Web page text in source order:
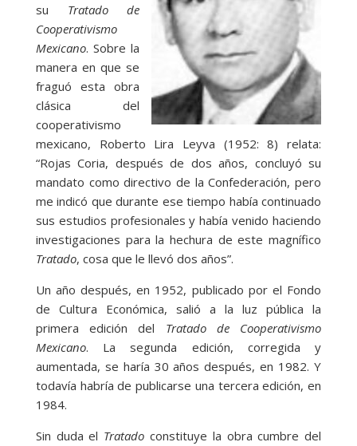
su Tratado de
Cooperativismo
Mexicano. Sobre la
manera en que se
fraguó esta obra
clásica del
cooperativismo
mexicano, Roberto Lira Leyva (1952: 8) relata:
“Rojas Coria, después de dos años, concluyó su
mandato como directivo de la Confederación, pero
me indicó que durante ese tiempo había continuado
sus estudios profesionales y había venido haciendo
investigaciones para la hechura de este magnífico
Tratado, cosa que le llevó dos años”.
Un año después, en 1952, publicado por el Fondo
de Cultura Económica, salió a la luz pública la
primera edición del Tratado de Cooperativismo
Mexicano. La segunda edición, corregida y
aumentada, se haría 30 años después, en 1982. Y
todavía habría de publicarse una tercera edición, en
1984.
Sin duda el Tratado constituye la obra cumbre del